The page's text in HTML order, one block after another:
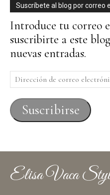
Suscríbete al blog por correo
Introduce tu correo
suscribirte a este
nuevas entradas.
Dirección
de
correo
electrónico
Suscribirse
Elisa Vaca